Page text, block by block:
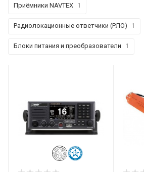
Приёмники NAVTEX 1
Радиолокационные ответчики (РЛО) 1
Блоки питания и преобразователи 1